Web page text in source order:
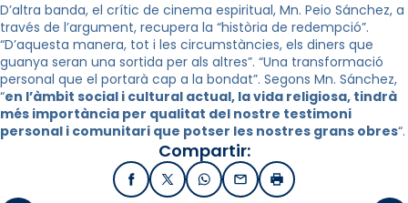
D’altra banda, el crític de cinema espiritual, Mn. Peio Sánchez, a
través de l’argument, recupera la “història de redempció”.
“D’aquesta manera, tot i les circumstàncies, els diners que
guanya seran una sortida per als altres”. “Una transformació
personal que el portarà cap a la bondat”. Segons Mn. Sánchez,
“en l’àmbit social i cultural actual, la vida religiosa, tindrà
més importància per qualitat del nostre testimoni
personal i comunitari que potser les nostres grans obres“.
Compartir:
FacebookX / TwitterWhatsApp
EmailImprimir